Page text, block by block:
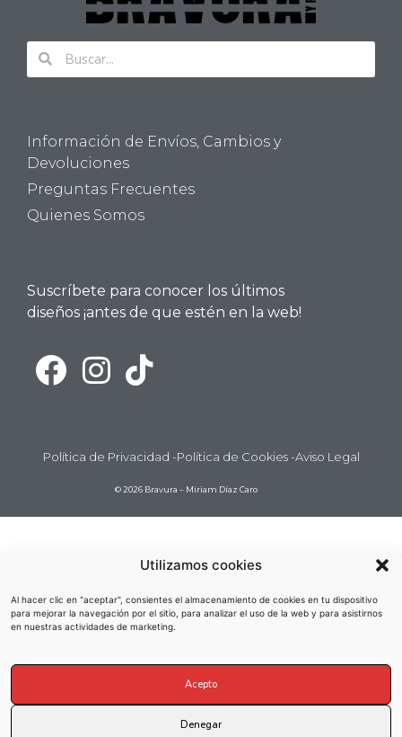
Utilizamos cookies
Al hacer clic en "aceptar", consientes el almacenamiento de cookies en tu dispositivo
para mejorar la navegación por el sitio, para analizar el uso de la web y para asistirnos
en nuestras actividades de marketing.
Acepto
Denegar
Información de Envíos, Cambios y
Devoluciones
Preguntas Frecuentes
Quienes Somos
Suscríbete para conocer los últimos
diseños ¡antes de que estén en la web!
Política de Privacidad -Política de Cookies -Aviso Legal
© 2026 Bravura – Miriam Díaz Caro